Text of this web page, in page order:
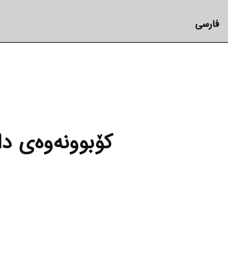
فارسی
كۆبوونه‌وه‌ی